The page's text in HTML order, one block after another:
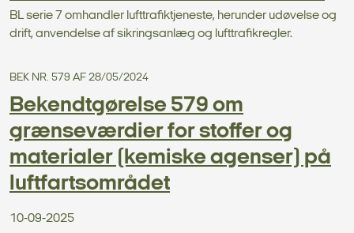
BL serie 7 omhandler lufttrafiktjeneste, herunder udøvelse og
drift, anvendelse af sikringsanlæg og lufttrafikregler.
BEK NR. 579 AF 28/05/2024
Bekendtgørelse 579 om
grænseværdier for stoffer og
materialer (kemiske agenser) på
luftfartsområdet
10-09-2025